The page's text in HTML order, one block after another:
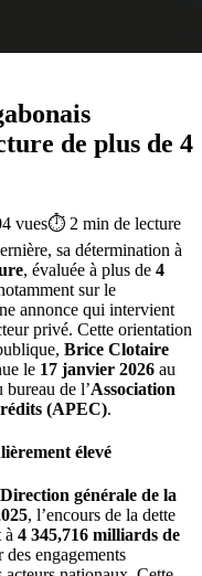
de plus de 4
vues⏱️ 2 min de lecture
sa détermination à
, évaluée à plus de 4
sur le
annonce qui intervient
privé. Cette orientation
Brice Clotaire
le 17 janvier 2026 au
bureau de l’Association
(APEC).
élevé
Direction générale de la
, l’encours de la dette
à 4 345,716 milliards de
engagements